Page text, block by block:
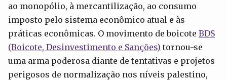
ao monopólio, à mercantilização, ao consumo
imposto pelo sistema econômico atual e às
práticas econômicas. O movimento de boicote BDS
(Boicote, Desinvestimento e Sanções) tornou-se
uma arma poderosa diante de tentativas e projetos
perigosos de normalização nos níveis palestino,